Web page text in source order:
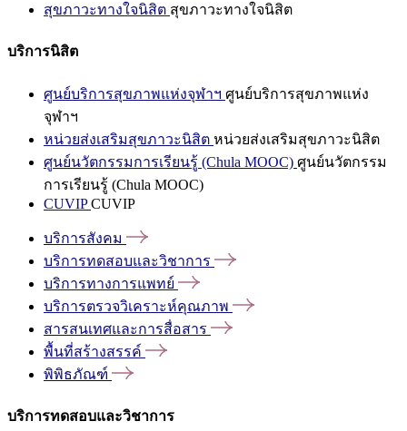
สุขภาวะทางใจนิสิต สุขภาวะทางใจนิสิต
บริการนิสิต
ศูนย์บริการสุขภาพแห่งจุฬาฯ ศูนย์บริการสุขภาพแห่ง
จุฬาฯ
หน่วยส่งเสริมสุขภาวะนิสิต หน่วยส่งเสริมสุขภาวะนิสิต
ศูนย์นวัตกรรมการเรียนรู้ (Chula MOOC) ศูนย์นวัตกรรม
การเรียนรู้ (Chula MOOC)
CUVIPCUVIP
บริการสังคม
บริการทดสอบและวิชาการ
บริการทางการแพทย์
บริการตรวจวิเคราะห์คุณภาพ
สารสนเทศและการสื่อสาร
พื้นที่สร้างสรรค์
พิพิธภัณฑ์
บริการทดสอบและวิชาการ